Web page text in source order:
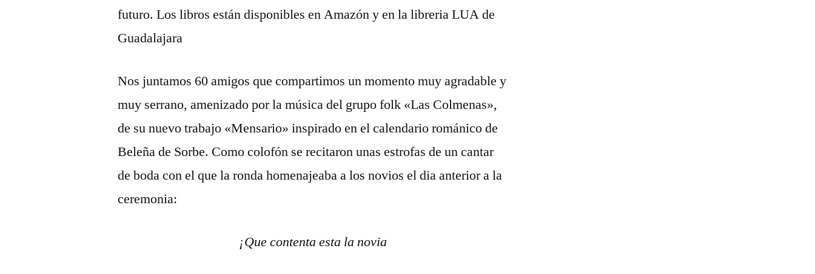
futuro. Los libros están disponibles en Amazón y en la libreria LUA de
Guadalajara
Nos juntamos 60 amigos que compartimos un momento muy agradable y
muy serrano, amenizado por la música del grupo folk «Las Colmenas»,
de su nuevo trabajo «Mensario» inspirado en el calendario románico de
Beleña de Sorbe. Como colofón se recitaron unas estrofas de un cantar
de boda con el que la ronda homenajeaba a los novios el dia anterior a la
ceremonia:
¡Que contenta esta la novia